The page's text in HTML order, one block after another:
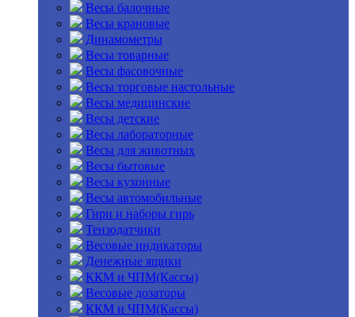
Весы балочные
Весы крановые
Динамометры
Весы товарные
Весы фасовочные
Весы торговые настольные
Весы медицинские
Весы детские
Весы лабораторные
Весы для животных
Весы бытовые
Весы кухонные
Весы автомобильные
Гири и наборы гирь
Тензодатчики
Весовые индикаторы
Денежные ящики
ККМ и ЧПМ(Кассы)
Весовые дозаторы
ККМ и ЧПМ(Кассы)